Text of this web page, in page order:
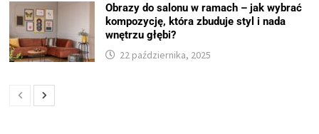
Obrazy do salonu w ramach – jak wybrać
kompozycję, która zbuduje styl i nada
wnętrzu głębi?
22 października, 2025